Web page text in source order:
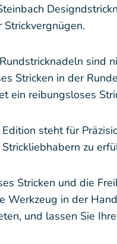
sind
Stricken in der
ein reibungsloses
steht für
zu
Stricken und die
Werkzeug in der
und lassen Sie